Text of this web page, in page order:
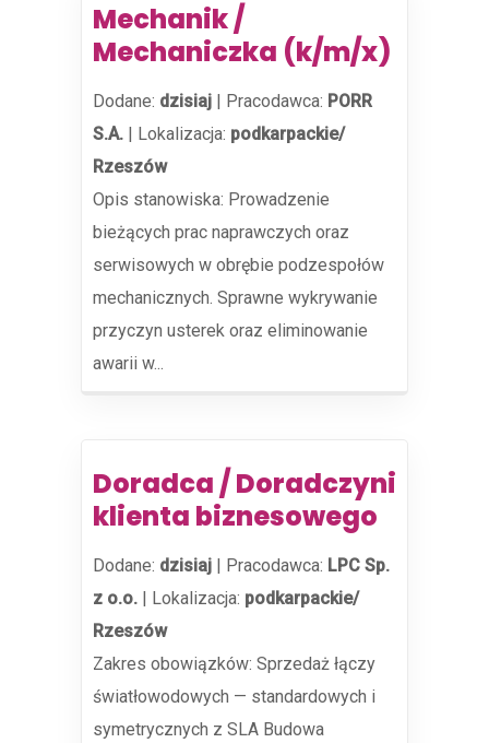
Mechanik /
Mechaniczka (k/m/x)
Dodane: dzisiaj | Pracodawca: PORR
S.A. | Lokalizacja: podkarpackie/
Rzeszów
Opis stanowiska: Prowadzenie
bieżących prac naprawczych oraz
serwisowych w obrębie podzespołów
mechanicznych. Sprawne wykrywanie
przyczyn usterek oraz eliminowanie
awarii w...
Doradca / Doradczyni
klienta biznesowego
Dodane: dzisiaj | Pracodawca: LPC Sp.
z o.o. | Lokalizacja: podkarpackie/
Rzeszów
Zakres obowiązków: Sprzedaż łączy
światłowodowych — standardowych i
symetrycznych z SLA Budowa